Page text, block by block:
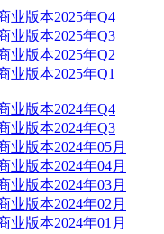
业版本2025年Q4
业版本2025年Q3
业版本2025年Q2
业版本2025年Q1
业版本2024年Q4
业版本2024年Q3
业版本2024年05月
业版本2024年04月
业版本2024年03月
业版本2024年02月
业版本2024年01月